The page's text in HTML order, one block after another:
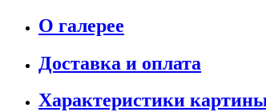
О галерее
Доставка и оплата
Характеристики